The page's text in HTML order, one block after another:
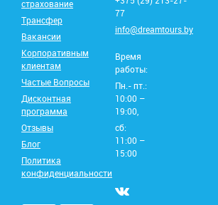
страхование
Трансфер
Вакансии
Корпоративным
клиентам
Частые Вопросы
Дисконтная
программа
Отзывы
Блог
Политика
конфиденциальности
77
info@dreamtours.by
Время
работы:
Пн.- пт.:
10:00 –
19:00,
сб:
11:00 –
15:00